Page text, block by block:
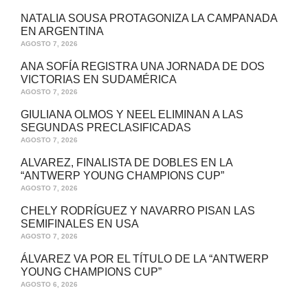
NATALIA SOUSA PROTAGONIZA LA CAMPANADA
EN ARGENTINA
AGOSTO 7, 2026
ANA SOFÍA REGISTRA UNA JORNADA DE DOS
VICTORIAS EN SUDAMÉRICA
AGOSTO 7, 2026
GIULIANA OLMOS Y NEEL ELIMINAN A LAS
SEGUNDAS PRECLASIFICADAS
AGOSTO 7, 2026
ALVAREZ, FINALISTA DE DOBLES EN LA
“ANTWERP YOUNG CHAMPIONS CUP”
AGOSTO 7, 2026
CHELY RODRÍGUEZ Y NAVARRO PISAN LAS
SEMIFINALES EN USA
AGOSTO 7, 2026
ÁLVAREZ VA POR EL TÍTULO DE LA “ANTWERP
YOUNG CHAMPIONS CUP”
AGOSTO 6, 2026